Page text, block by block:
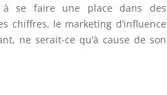
à se faire une place dans des
chiffres, le marketing d’influence
ne serait-ce qu’à cause de son